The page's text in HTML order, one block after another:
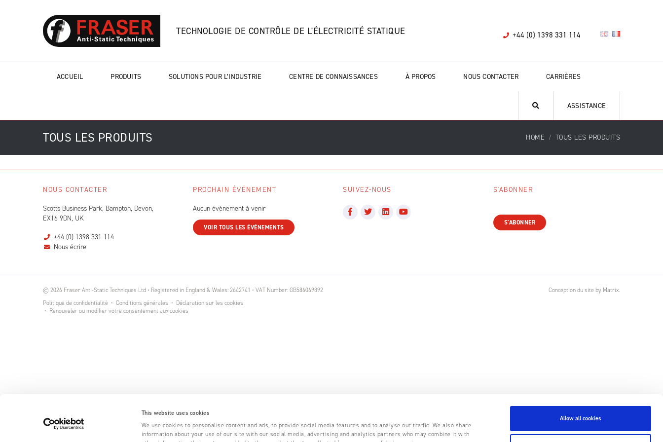
This website uses cookies
We use cookies to personalise content and ads, to provide social media features and to analyse our traffic. We also share
information about your use of our site with our social media, advertising and analytics partners who may combine it with
Allow all cookies
+44 (0) 1398 331 114
TECHNOLOGIE DE CONTRÔLE DE L'ÉLECTRICITÉ STATIQUE
ACCUEIL PRODUITS SOLUTIONS POUR L’INDUSTRIE CENTRE DE CONNAISSANCES À PROPOS NOUS CONTACTER CARRIÈRES
ASSISTANCE
TOUS LES PRODUITS HOME TOUS LES PRODUITS
NOUS CONTACTER
Scotts Business Park, Bampton, Devon,
EX16 9DN, UK
+44 (0) 1398 331 114
Nous écrire
PROCHAIN ÉVÉNEMENT
Aucun événement à venir
VOIR TOUS LES ÉVÉNEMENTS
SUIVEZ-NOUS S'ABONNER
S'ABONNER
© 2026 Fraser Anti-Static Techniques Ltd • Registered in England & Wales: 2642741 • VAT Number: GB586069892
Politique de confidentialité
Conditions générales
Déclaration sur les cookies
Renouveler ou modifier votre consentement aux cookies
Conception du site by Matrix.